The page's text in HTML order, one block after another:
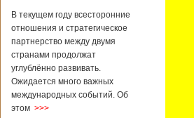
В текущем году всесторонние
отношения и стратегическое
партнерство между двумя
странами продолжат
углублённо развивать.
Ожидается много важных
международных событий. Об
этом >>>